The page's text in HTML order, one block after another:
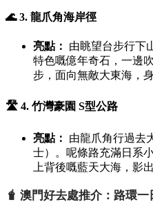
🌊 3. 龍爪角海岸徑
亮點：
由眺望台步行下
特色嘅億年奇石，一邊
步，面向無敵大東海，
🛣️ 4. 竹灣豪園 S型公路
亮點：
由龍爪角行過去
士）。呢條路充滿日系
上背後嘅藍天大海，影
🧋 澳門好去處推介：路環